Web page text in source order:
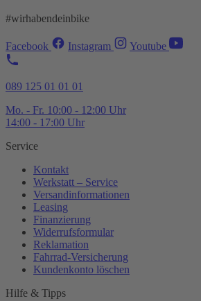
#wirhabendeinbike
Facebook Instagram Youtube
089 125 01 01 01
Mo. - Fr. 10:00 - 12:00 Uhr
14:00 - 17:00 Uhr
Service
Kontakt
Werkstatt – Service
Versandinformationen
Leasing
Finanzierung
Widerrufsformular
Reklamation
Fahrrad-Versicherung
Kundenkonto löschen
Hilfe & Tipps